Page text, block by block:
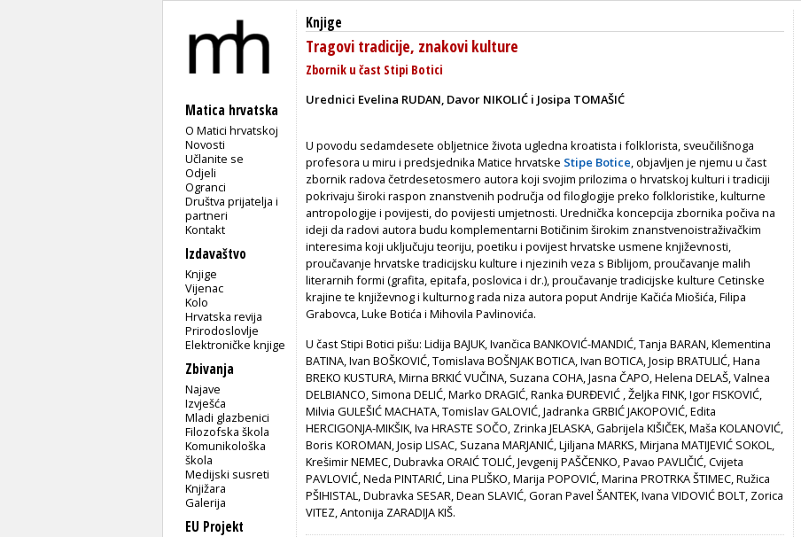
Matica hrvatska
O Matici hrvatskoj
Novosti
Učlanite se
Odjeli
Ogranci
Društva prijatelja i
partneri
Kontakt
Izdavaštvo
Knjige
Vijenac
Kolo
Hrvatska revija
Prirodoslovlje
Elektroničke knjige
Zbivanja
Najave
Izvješća
Mladi glazbenici
Filozofska škola
Komunikološka
škola
Medijski susreti
Knjižara
Galerija
EU Projekt
Knjige
Tragovi tradicije, znakovi kulture
Zbornik u čast Stipi Botici
Urednici Evelina RUDAN, Davor NIKOLIĆ i Josipa TOMAŠIĆ
U povodu sedamdesete obljetnice života ugledna kroatista i folklorista, sveučilišnoga
profesora u miru i predsjednika Matice hrvatske Stipe Botice, objavljen je njemu u čast
zbornik radova četrdesetosmero autora koji svojim prilozima o hrvatskoj kulturi i tradiciji
pokrivaju široki raspon znanstvenih područja od filoglogije preko folkloristike, kulturne
antropologije i povijesti, do povijesti umjetnosti. Urednička koncepcija zbornika počiva na
ideji da radovi autora budu komplementarni Botičinim širokim znanstvenoistraživačkim
interesima koji uključuju teoriju, poetiku i povijest hrvatske usmene književnosti,
proučavanje hrvatske tradicijsku kulture i njezinih veza s Biblijom, proučavanje malih
literarnih formi (grafita, epitafa, poslovica i dr.), proučavanje tradicijske kulture Cetinske
krajine te književnog i kulturnog rada niza autora poput Andrije Kačića Miošića, Filipa
Grabovca, Luke Botića i Mihovila Pavlinovića.
U čast Stipi Botici pišu: Lidija BAJUK, Ivančica BANKOVIĆ-MANDIĆ, Tanja BARAN, Klementina
BATINA, Ivan BOŠKOVIĆ, Tomislava BOŠNJAK BOTICA, Ivan BOTICA, Josip BRATULIĆ, Hana
BREKO KUSTURA, Mirna BRKIĆ VUČINA, Suzana COHA, Jasna ČAPO, Helena DELAŠ, Valnea
DELBIANCO, Simona DELIĆ, Marko DRAGIĆ, Ranka ĐURĐEVIĆ , Željka FINK, Igor FISKOVIĆ,
Milvia GULEŠIĆ MACHATA, Tomislav GALOVIĆ, Jadranka GRBIĆ JAKOPOVIĆ, Edita
HERCIGONJA-MIKŠIK, Iva HRASTE SOČO, Zrinka JELASKA, Gabrijela KIŠIČEK, Maša KOLANOVIĆ,
Boris KOROMAN, Josip LISAC, Suzana MARJANIĆ, Ljiljana MARKS, Mirjana MATIJEVIĆ SOKOL,
Krešimir NEMEC, Dubravka ORAIĆ TOLIĆ, Jevgenij PAŠČENKO, Pavao PAVLIČIĆ, Cvijeta
PAVLOVIĆ, Neda PINTARIĆ, Lina PLIŠKO, Marija POPOVIĆ, Marina PROTRKA ŠTIMEC, Ružica
PŠIHISTAL, Dubravka SESAR, Dean SLAVIĆ, Goran Pavel ŠANTEK, Ivana VIDOVIĆ BOLT, Zorica
VITEZ, Antonija ZARADIJA KIŠ.